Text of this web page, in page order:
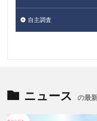
自主調査
ニュース の最